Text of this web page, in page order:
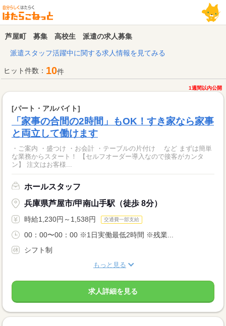
芦屋町 募集 高校生 派遣の求人募集
派遣スタッフ活躍中に関する求人情報を見てみる
ヒット件数： 10件
1週間以内公開
[パート・アルバイト]
「家事の合間の2時間」もOK！すき家なら家事
と両立して働けます
・ご案内 ・盛つけ ・お会計 ・テーブルの片付け など まずは簡単
な業務からスタート！ 【セルフオーダー導入なので接客がカンタ
ン】 注文はお客様...
ホールスタッフ
兵庫県芦屋市/甲南山手駅（徒歩 8分）
時給1,230円～1,538円 交通費一部支給
00：00〜00：00 ※1日実働最低2時間 ※残業...
シフト制
もっと見る
求人詳細を見る